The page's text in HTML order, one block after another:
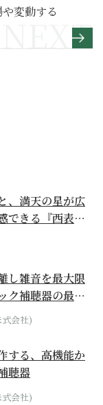
変動する
、満天の星が広
できる『西表島
し雑音を最大限
ク補聴器の最上
会社)
する、高機能か
聴器
会社)